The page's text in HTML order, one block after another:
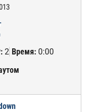
2 Время:0:00